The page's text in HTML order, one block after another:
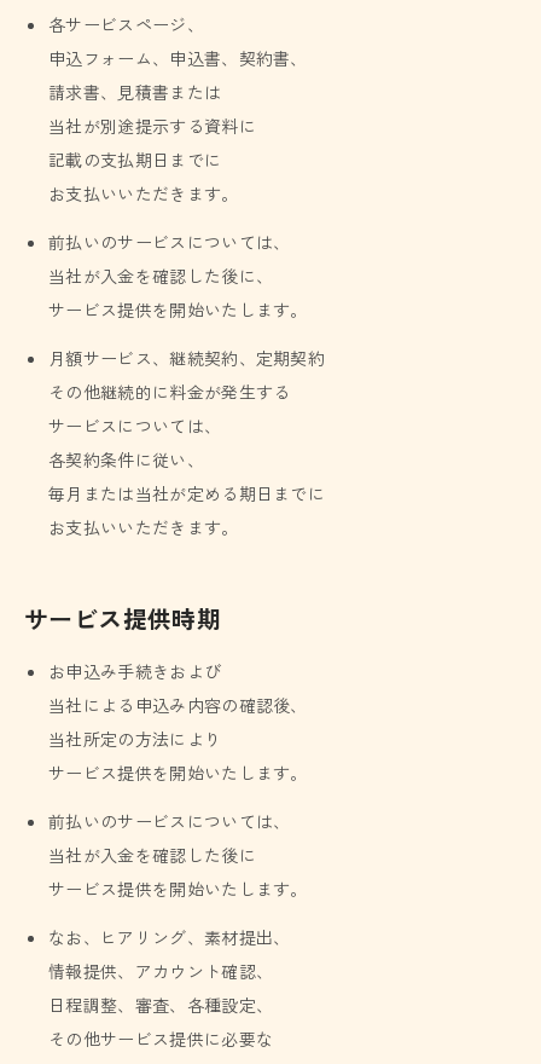
各サービスページ、
申込フォーム、申込書、契約書、
請求書、見積書または
当社が別途提示する資料に
記載の支払期日までに
お支払いいただきます。
前払いのサービスについては、
当社が入金を確認した後に、
サービス提供を開始いたします。
月額サービス、継続契約、定期契約
その他継続的に料金が発生する
サービスについては、
各契約条件に従い、
毎月または当社が定める期日までに
お支払いいただきます。
サービス提供時期
お申込み手続きおよび
当社による申込み内容の確認後、
当社所定の方法により
サービス提供を開始いたします。
前払いのサービスについては、
当社が入金を確認した後に
サービス提供を開始いたします。
なお、ヒアリング、素材提出、
情報提供、アカウント確認、
日程調整、審査、各種設定、
その他サービス提供に必要な